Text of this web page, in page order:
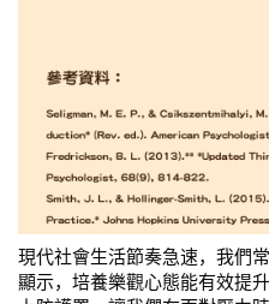
現代社會生活節奏急速，我們
顯示，培養樂觀心態能有效提